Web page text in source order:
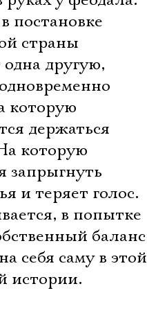
постановке
страны
другую,
которую
держаться
которую
запрыгнуть
и теряет голос.
в попытке
баланс
себя саму в этой
истории.